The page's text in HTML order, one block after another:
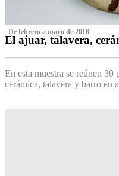
‌ De febrero a mayo de 2018
El ajuar, talavera,
En esta muestra se reúnen 30
cerámica, talavera y barro en